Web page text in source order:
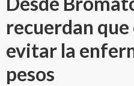
recuerdan
evitar la
pesos